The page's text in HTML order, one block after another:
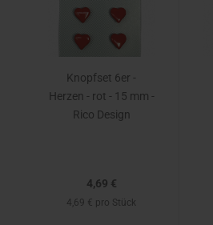
Knopfset 6er -
Herzen - rot - 15 mm -
Rico Design
4,69 €
4,69 € pro Stück